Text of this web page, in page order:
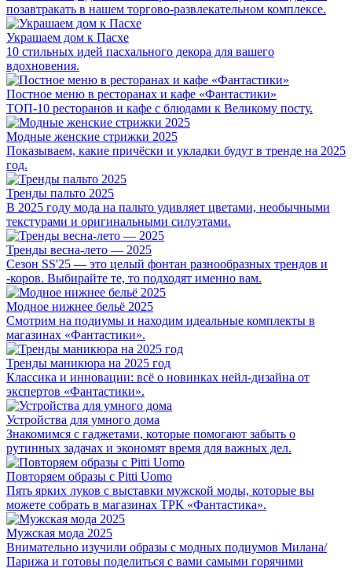
позавтракать в нашем торгово-развлекательном комплексе.
Украшаем дом к Пасхе
10 стильных идей пасхального декора для вашего
вдохновения.
Постное меню в ресторанах и кафе «Фантастики»
ТОП-10 ресторанов и кафе с блюдами к Великому посту.
Модные женские стрижки 2025
Показываем, какие причёски и укладки будут в тренде на 2025
год.
Тренды пальто 2025
В 2025 году мода на пальто удивляет цветами, необычными
текстурами и оригинальными силуэтами.
Тренды весна-лето — 2025
Сезон SS'25 — это целый фонтан разнообразных трендов и
-коров. Выбирайте те, то подходят именно вам.
Модное нижнее бельё 2025
Смотрим на подиумы и находим идеальные комплекты в
магазинах «Фантастики».
Тренды маникюра на 2025 год
Классика и инновации: всё о новинках нейл-дизайна от
экспертов «Фантастики».
Устройства для умного дома
Знакомимся с гаджетами, которые помогают забыть о
рутинных задачах и экономят время для важных дел.
Повторяем образы с Pitti Uomo
Пять ярких луков с выставки мужской моды, которые вы
можете собрать в магазинах ТРК «Фантастика».
Мужская мода 2025
Внимательно изучили образы с модных подиумов Милана/
Парижа и готовы поделиться с вами самыми горячими